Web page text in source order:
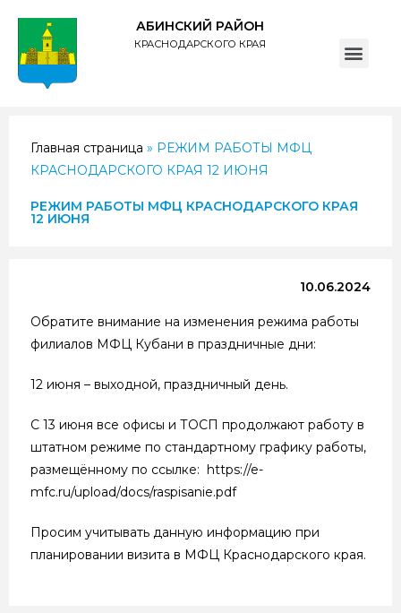
АБИНСКИЙ РАЙОН
КРАСНОДАРСКОГО КРАЯ
Главная страница » РЕЖИМ РАБОТЫ МФЦ
КРАСНОДАРСКОГО КРАЯ 12 ИЮНЯ
РЕЖИМ РАБОТЫ МФЦ КРАСНОДАРСКОГО КРАЯ
12 ИЮНЯ
10.06.2024
Обратите внимание на изменения режима работы
филиалов МФЦ Кубани в праздничные дни:
12 июня – выходной, праздничный день.
С 13 июня все офисы и ТОСП продолжают работу в
штатном режиме по стандартному графику работы,
размещённому по ссылке: https://e-
mfc.ru/upload/docs/raspisanie.pdf
Просим учитывать данную информацию при
планировании визита в МФЦ Краснодарского края.